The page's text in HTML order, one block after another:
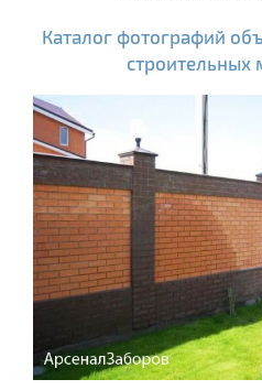
Каталог фотографий
строительных